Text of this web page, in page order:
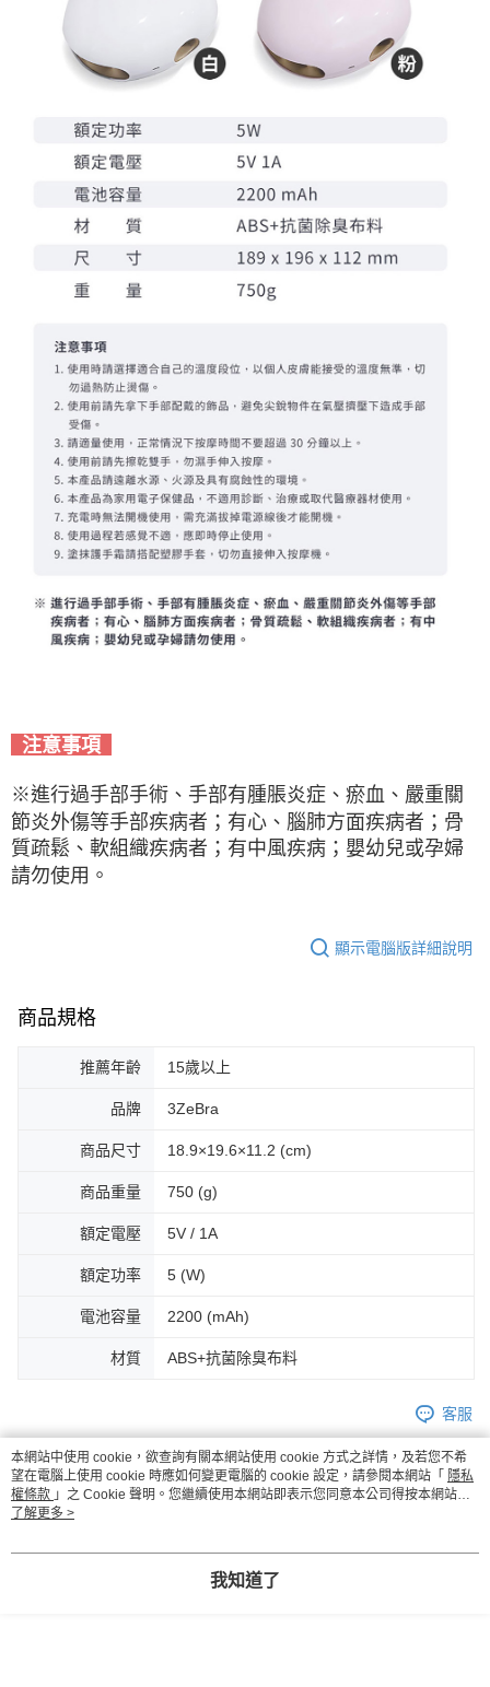
注意事項
※進行過手部手術、手部有腫脹炎症、瘀血、嚴重關
節炎外傷等手部疾病者；有心、腦肺方面疾病者；骨
質疏鬆、軟組織疾病者；有中風疾病；嬰幼兒或孕婦
請勿使用。
顯示電腦版詳細說明
商品規格
推薦年齡 15歲以上
品牌 3ZeBra
商品尺寸 18.9×19.6×11.2 (cm)
商品重量 750 (g)
額定電壓 5V / 1A
額定功率 5 (W)
電池容量 2200 (mAh)
材質 ABS+抗菌除臭布料
客服
商品相關分類 (2)
親子家庭嚴選館 身心療癒嚴選
本網站中使用 cookie，欲查詢有關本網站使用 cookie 方式之詳情，及若您不希
望在電腦上使用 cookie 時應如何變更電腦的 cookie 設定，請參閱本網站「 隱私
權條款 」之 Cookie 聲明。您繼續使用本網站即表示您同意本公司得按本網站使
用條款之 Cookie 聲明使用 cookie。
了解更多 >
我知道了